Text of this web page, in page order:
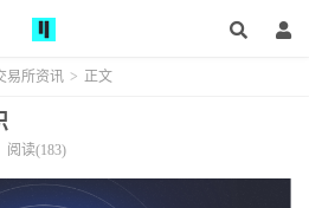
易所资讯 > 正文
阅读(183)